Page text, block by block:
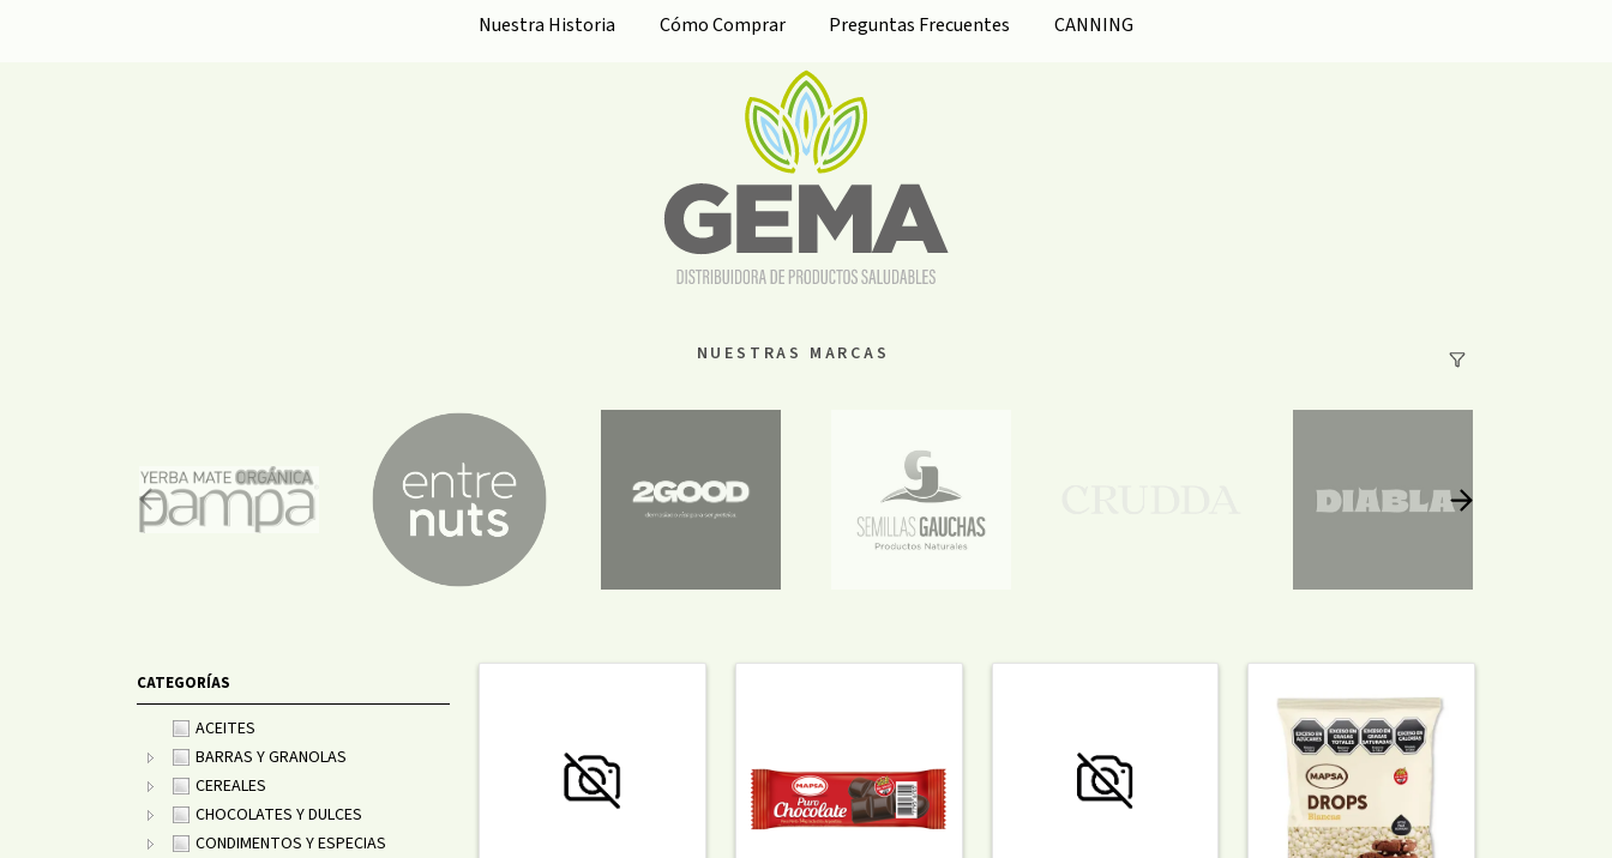
NUESTRAS MARCAS
CATEGORÍAS
ACEITES
BARRAS Y GRANOLAS
CEREALES
CHOCOLATES Y DULCES
CONDIMENTOS Y ESPECIAS
Nuestra Historia Cómo Comprar Preguntas Frecuentes CANNING